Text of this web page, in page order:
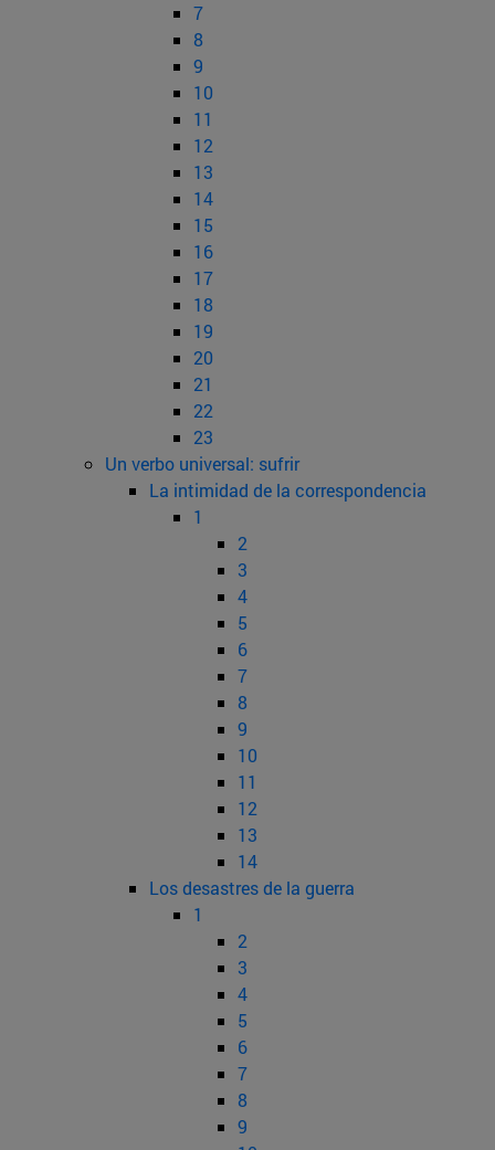
7
8
9
10
11
12
13
14
15
16
17
18
19
20
21
22
23
Un verbo universal: sufrir
La intimidad de la correspondencia
1
2
3
4
5
6
7
8
9
10
11
12
13
14
Los desastres de la guerra
1
2
3
4
5
6
7
8
9